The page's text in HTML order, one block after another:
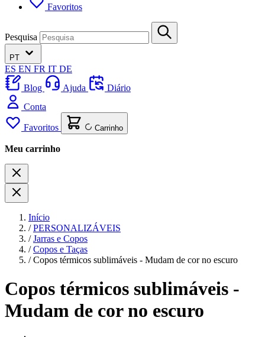
Favoritos
Pesquisa
PT
ES EN FR IT DE
Blog
Ajuda
Diário
Conta
Favoritos Carrinho
Meu carrinho
Início
/ PERSONALIZÁVEIS
/ Jarras e Copos
/ Copos e Taças
/ Copos térmicos sublimáveis - Mudam de cor no escuro
Copos térmicos sublimáveis -
Mudam de cor no escuro